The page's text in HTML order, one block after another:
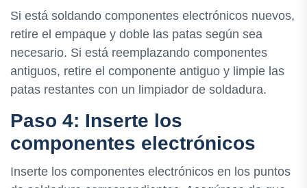
Si está soldando componentes electrónicos nuevos,
retire el empaque y doble las patas según sea
necesario. Si está reemplazando componentes
antiguos, retire el componente antiguo y limpie las
patas restantes con un limpiador de soldadura.
Paso 4: Inserte los
componentes electrónicos
Inserte los componentes electrónicos en los puntos